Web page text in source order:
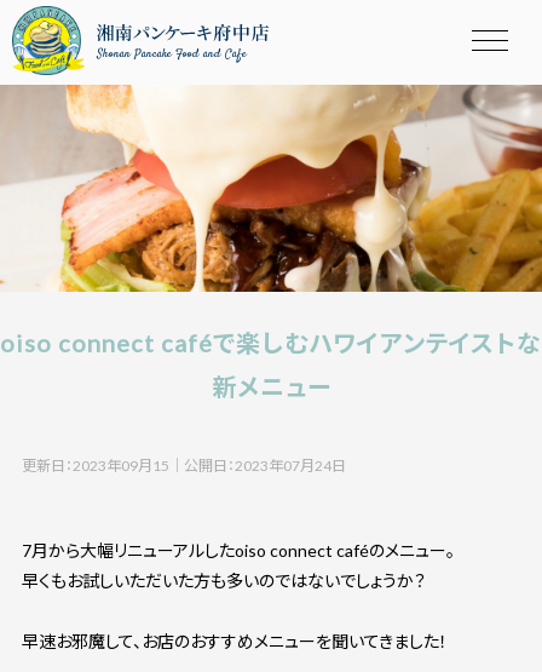
Shonan Pancake Food and Cafe
oiso connect caféで楽しむハワイアンテイストな
新メニュー
更新日：2023年09月15 公開日：2023年07月24日
7月から大幅リニューアルしたoiso connect caféのメニュー。
早くもお試しいただいた方も多いのではないでしょうか？
早速お邪魔して、お店のおすすめメニューを聞いてきました！